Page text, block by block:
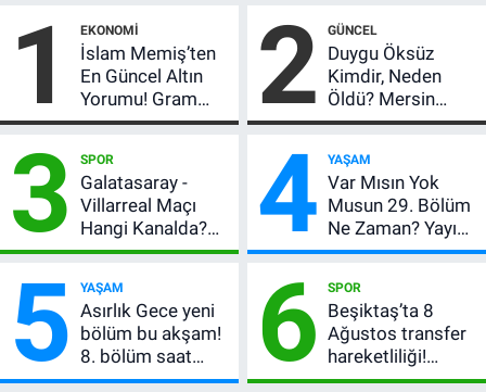
1 EKONOMI
İslam Memiş’ten
En Güncel Altın
Yorumu! Gram
Altın İçin 6.350 TL
Beklentisi
Değişmedi
2 GÜNCEL
Duygu Öksüz
Kimdir, Neden
Öldü? Mersin
Basınının Acı
3 SPOR
Galatasaray -
Villarreal Maçı
Hangi Kanalda?
Hazırlık Maçı Ne
Kaçta, Nereden
İzlenir?
4 YAŞAM
Var Mısın Yok
Musun 29. Bölüm
Ne Zaman? Yayın
Günü Değişti, Yeni
5 YAŞAM
Asırlık Gece yeni
bölüm bu akşam!
8. bölüm saat
kaçta, TRT 1 canlı
6 SPOR
Beşiktaş’ta 8
Ağustos transfer
hareketliliği!
Yönetim 5 bölge